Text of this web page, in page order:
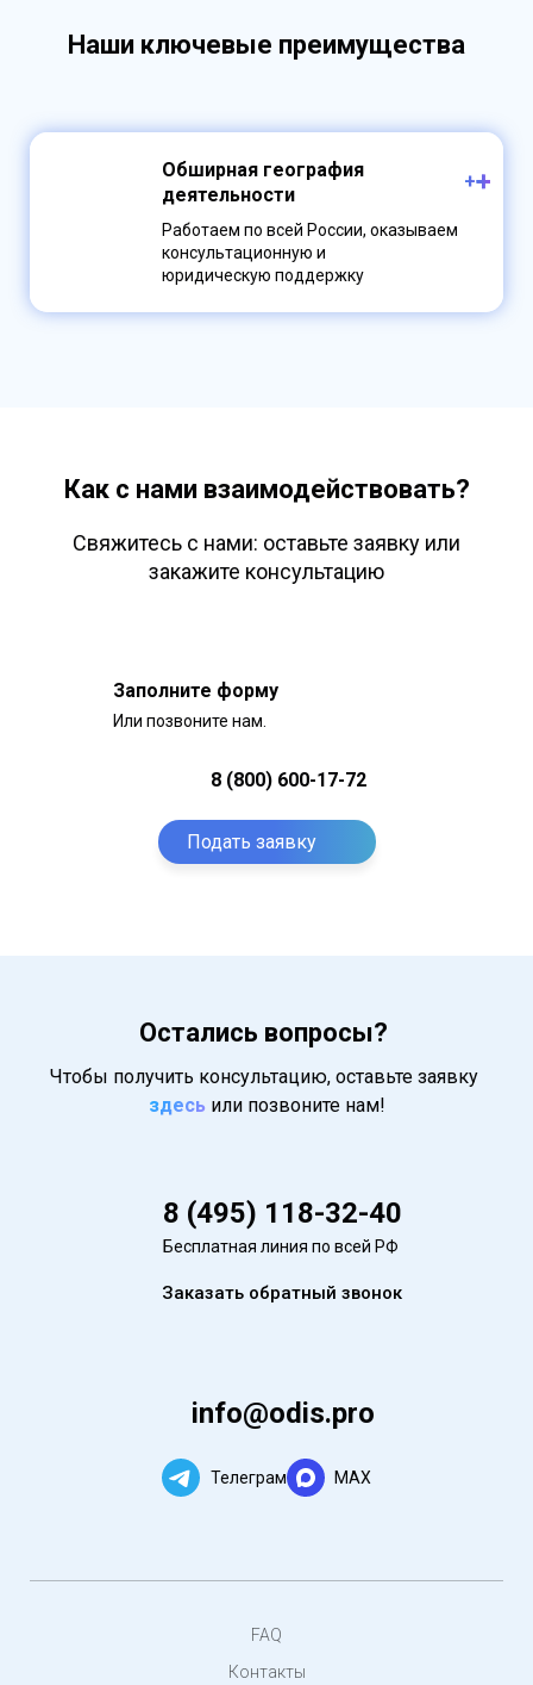
Наши ключевые преимущества
Обширная география
деятельности
+➕
Работаем по всей России, оказываем
консультационную и
юридическую поддержку
Как с нами взаимодействовать?
Свяжитесь с нами: оставьте заявку или
закажите консультацию
Заполните форму
Или позвоните нам.
8 (800) 600-17-72
Подать заявку
Остались вопросы?
Чтобы получить консультацию, оставьте заявку
здесь или позвоните нам!
8 (495) 118-32-40
Бесплатная линия по всей РФ
Заказать обратный звонок
info@odis.pro
Телеграм MAX
FAQ
Контакты